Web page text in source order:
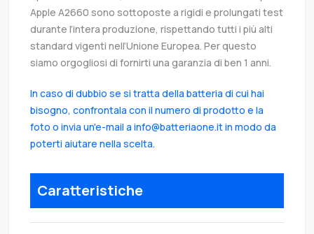
Apple A2660 sono sottoposte a rigidi e prolungati test
durante l’intera produzione, rispettando tutti i più alti
standard vigenti nell’Unione Europea. Per questo
siamo orgogliosi di fornirti una garanzia di ben 1 anni.
In caso di dubbio se si tratta della batteria di cui hai
bisogno, confrontala con il numero di prodotto e la
foto o invia un'e-mail a info@batteriaone.it in modo da
poterti aiutare nella scelta.
Caratteristiche